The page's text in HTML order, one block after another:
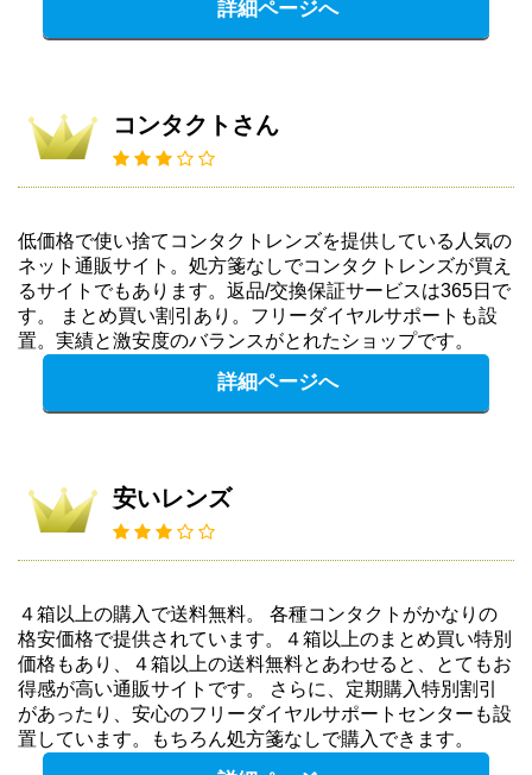
詳細ページへ
コンタクトさん
低価格で使い捨てコンタクトレンズを提供している人気の
ネット通販サイト。処方箋なしでコンタクトレンズが買え
るサイトでもあります。返品/交換保証サービスは365日で
す。 まとめ買い割引あり。フリーダイヤルサポートも設
置。実績と激安度のバランスがとれたショップです。
詳細ページへ
安いレンズ
４箱以上の購入で送料無料。 各種コンタクトがかなりの
格安価格で提供されています。４箱以上のまとめ買い特別
価格もあり、４箱以上の送料無料とあわせると、とてもお
得感が高い通販サイトです。 さらに、定期購入特別割引
があったり、安心のフリーダイヤルサポートセンターも設
置しています。もちろん処方箋なしで購入できます。